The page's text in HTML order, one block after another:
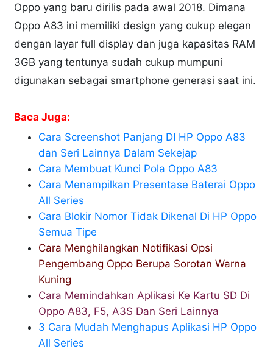
Oppo yang baru dirilis pada awal 2018. Dimana
Oppo A83 ini memiliki design yang cukup elegan
dengan layar full display dan juga kapasitas RAM
3GB yang tentunya sudah cukup mumpuni
digunakan sebagai smartphone generasi saat ini.
Baca Juga:
Cara Screenshot Panjang DI HP Oppo A83
dan Seri Lainnya Dalam Sekejap
Cara Membuat Kunci Pola Oppo A83
Cara Menampilkan Presentase Baterai Oppo
All Series
Cara Blokir Nomor Tidak Dikenal Di HP Oppo
Semua Tipe
Cara Menghilangkan Notifikasi Opsi
Pengembang Oppo Berupa Sorotan Warna
Kuning
Cara Memindahkan Aplikasi Ke Kartu SD Di
Oppo A83, F5, A3S Dan Seri Lainnya
3 Cara Mudah Menghapus Aplikasi HP Oppo
All Series